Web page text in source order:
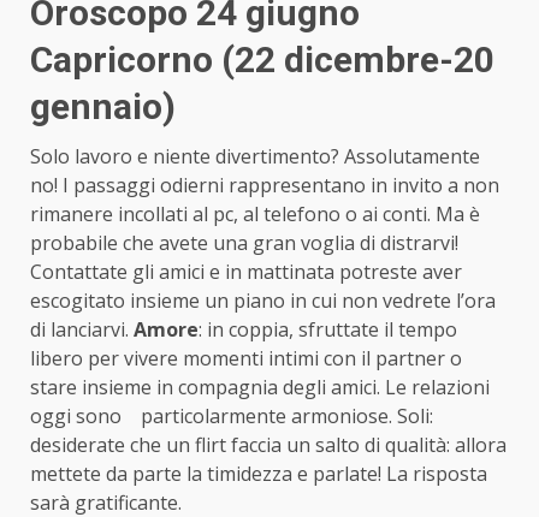
Oroscopo 24 giugno
Capricorno (22 dicembre-20
gennaio)
Solo lavoro e niente divertimento? Assolutamente
no! I passaggi odierni rappresentano in invito a non
rimanere incollati al pc, al telefono o ai conti. Ma è
probabile che avete una gran voglia di distrarvi!
Contattate gli amici e in mattinata potreste aver
escogitato insieme un piano in cui non vedrete l’ora
di lanciarvi. Amore: in coppia, sfruttate il tempo
libero per vivere momenti intimi con il partner o
stare insieme in compagnia degli amici. Le relazioni
oggi sono particolarmente armoniose. Soli:
desiderate che un flirt faccia un salto di qualità: allora
mettete da parte la timidezza e parlate! La risposta
sarà gratificante.